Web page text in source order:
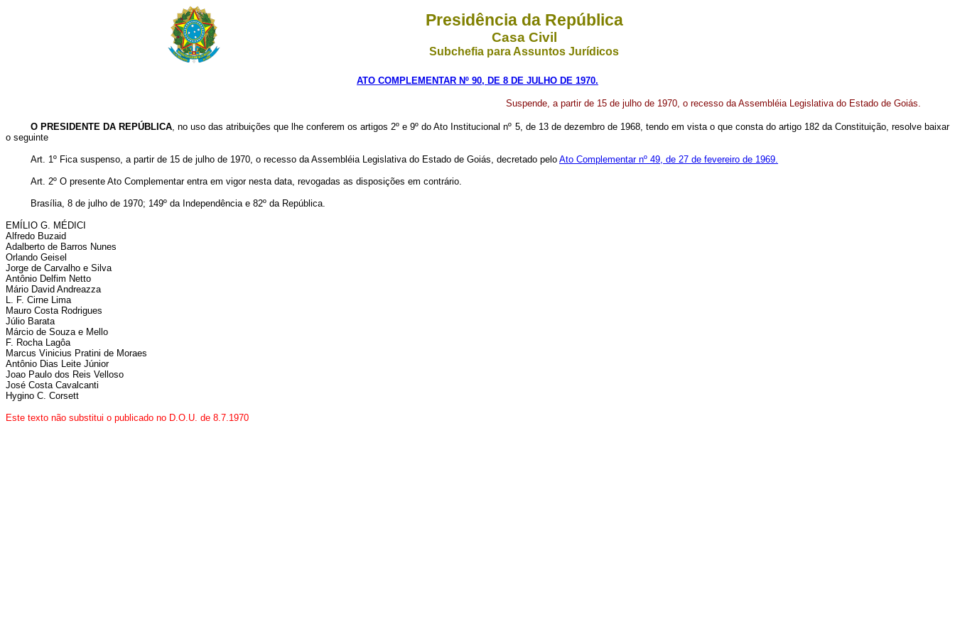
Presidência da República
Casa Civil
Subchefia para Assuntos Jurídicos
ATO COMPLEMENTAR Nº 90, DE 8 DE JULHO DE 1970.
Suspende, a partir de 15 de julho de 1970, o recesso da Assembléia Legislativa do Estado de Goiás.
O PRESIDENTE DA REPÚBLICA, no uso das atribuições que lhe conferem os artigos 2º e 9º do Ato Institucional nº 5, de 13 de dezembro de 1968, tendo em vista o que consta do artigo 182 da Constituição, resolve baixar
o seguinte
Art. 1º Fica suspenso, a partir de 15 de julho de 1970, o recesso da Assembléia Legislativa do Estado de Goiás, decretado pelo Ato Complementar nº 49, de 27 de fevereiro de 1969.
Art. 2º O presente Ato Complementar entra em vigor nesta data, revogadas as disposições em contrário.
Brasília, 8 de julho de 1970; 149º da Independência e 82º da República.
EMÍLIO G. MÉDICI
Alfredo Buzaid
Adalberto de Barros Nunes
Orlando Geisel
Jorge de Carvalho e Silva
Antônio Delfim Netto
Mário David Andreazza
L. F. Cirne Lima
Mauro Costa Rodrigues
Júlio Barata
Márcio de Souza e Mello
F. Rocha Lagôa
Marcus Vinicius Pratini de Moraes
Antônio Dias Leite Júnior
Joao Paulo dos Reis Velloso
José Costa Cavalcanti
Hygino C. Corsett
Este texto não substitui o publicado no D.O.U. de 8.7.1970